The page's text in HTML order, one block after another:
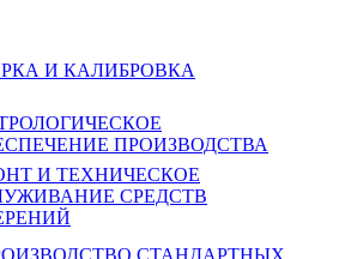
И КАЛИБРОВКА
ПРОИЗВОДСТВА
И ТЕХНИЧЕСКОЕ
СРЕДСТВ
СТАНДАРТНЫХ